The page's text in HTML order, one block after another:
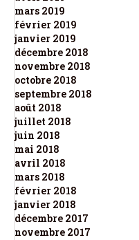
mars 2019
février 2019
janvier 2019
décembre 2018
novembre 2018
octobre 2018
septembre 2018
août 2018
juillet 2018
juin 2018
mai 2018
avril 2018
mars 2018
février 2018
janvier 2018
décembre 2017
novembre 2017